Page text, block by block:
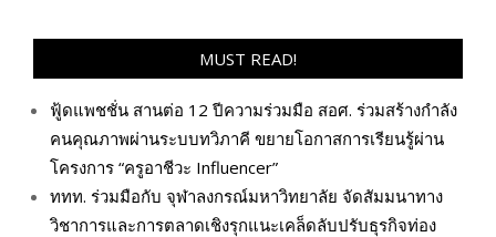
MUST READ!
ฟู้ดแพชชั่น สานต่อ 12 ปีความร่วมมือ สอศ. ร่วมสร้างกำลัง
คนคุณภาพผ่านระบบทวิภาคี ขยายโอกาสการเรียนรู้ผ่าน
โครงการ “ครูอาชีวะ Influencer”
ททท. ร่วมมือกับ จุฬาลงกรณ์มหาวิทยาลัย จัดสัมมนาทาง
วิชาการและการตลาดเชิงรุกแนะเคล็ดลับปรับธุรกิจท่อง